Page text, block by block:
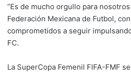
“Es de mucho orgullo para
Federación Mexicana de Futbol,
comprometidos a seguir
FC.
La SuperCopa Femenil FIFA-FMF